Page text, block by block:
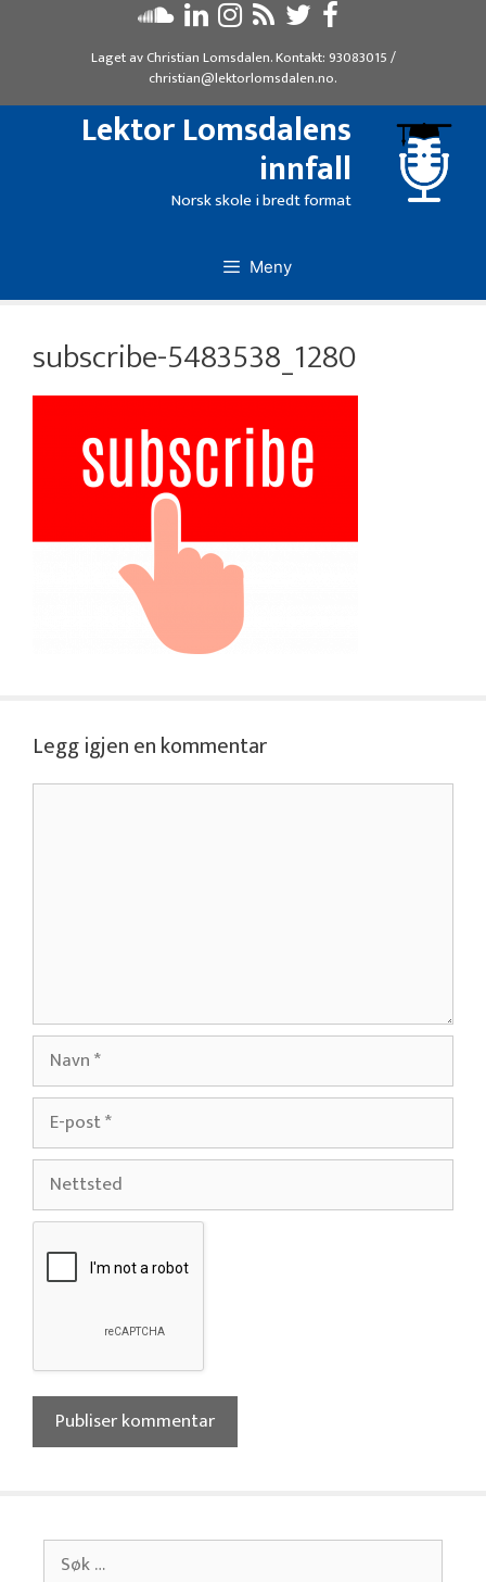
Laget avChristian Lomsdalen. Kontakt: 93083015/
christian@lektorlomsdalen.no.
Lektor Lomsdalens
innfall
Norsk skole i bredt format
Meny
subscribe-5483538_1280
Legg igjen en kommentar
Navn
post
Nettsted
Søk